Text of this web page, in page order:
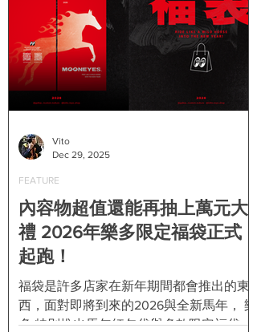
騎士！ 店址位在新店山上的 Kick Cafe ，
是許多人到了週末假日都會騎車去的一間
店，但是年紀較輕的朋友可能不知道，其
實 Kick Cafe 早年是從台北公館發跡的，
當時位在小巷內的這間店，每到週五晚上
門口就會湧現整排車，有時候騎車來到店
與協助移車。 吃漢堡、喝咖啡、聊車經，
同時還可以看到許多日本最新一期的機車
雜誌， Kick Cafe 在當時堪稱台北最熱騎
士據點，絕對一點都不為過。對於這樣一
間每逢週五六日都會集結成群騎士的咖啡
店，也讓我們早在FREE BIKER雜誌誕生前
就開始關注，可是當我們
內容物超值還能再抽上萬元大
禮 2026年樂多限定福袋正式
起跑！
福袋是許多店家在新年期間都會推出的東
西，面對即將到來的2026與全新馬年， 樂
多 特別推出馬年紅包袋與多款限定福袋。
FEATURE
Vito
Dec 29, 2025